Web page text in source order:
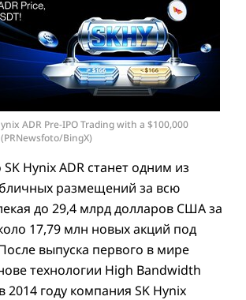
ADR Pre-IPO Trading with a $100,000
BingX)
Hynix ADR станет одним из
размещений за всю
до 29,4 млрд долларов США за
17,79 млн новых акций под
выпуска первого в мире
технологии High Bandwidth
2014 году компания SK Hynix